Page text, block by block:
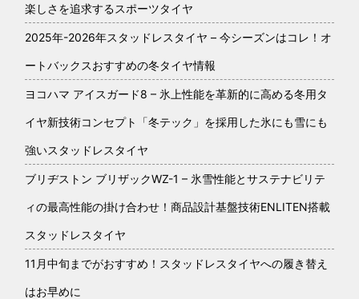
楽しさを追求するスポーツタイヤ
2025年-2026年スタッドレスタイヤ – 今シーズンはコレ！オ
ートバックスおすすめの冬タイヤ情報
ヨコハマ アイスガード8 – 氷上性能を革新的に高める冬用タ
イヤ新技術コンセプト「冬テック」を採用した氷にも雪にも
強いスタッドレスタイヤ
ブリヂストン ブリザックWZ-1 – 氷雪性能とサステナビリテ
ィの最高性能の掛け合わせ！商品設計基盤技術ENLITEN搭載
スタッドレスタイヤ
11月中旬までがおすすめ！スタッドレスタイヤへの履き替え
はお早めに